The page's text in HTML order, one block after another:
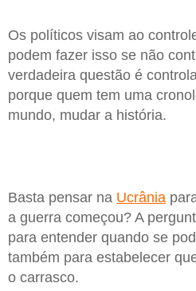
Os políticos visam ao
podem fazer isso se não
verdadeira questão é
porque quem tem uma
mundo, mudar a história.
Basta pensar na Ucrânia
a guerra começou? A
para entender quando se
também para estabelecer
o carrasco.